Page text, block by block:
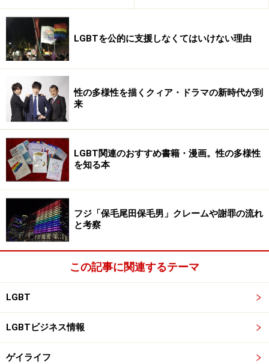
じです）、やがて自分は同性愛者だと自覚するようにな
ります。恋をするのに理由はないし、まして、どうして
同性に惹かれるように生まれついたのかなんて皆目わか
りません（異性愛の子どもたちと同じです）。わからな
いけど、「恋愛は男女でするもの」という規範を刷り込
まれているため、みんなと違うことを悩み、心理学など
の本を読んだりしてみたりするのです…結局、答えは得
られないのですが。
僕らにとっては「原因」なんて大した問題ではありませ
ん。ただ、好きな人と結ばれたい、幸せに暮らしたい、
そして、家族や友達に認めてほしいと願うだけです（異
性愛のみなさんと同じです）。でも、世間の人たち（マ
スコミだったり、親だったり）の中には、なぜ「同性愛
に走る」のかと問う人が少なくありません。その問いの
底には「同性愛を治療できる方法は無いものか」という
考えが潜んでいたりするのです（僕の友達で、実際に精
神科に連れて行かれ、取り返しのつかない心の傷を負っ
た人もいます…無理解と同性愛嫌悪が、一人の有能な若
者の未来を奪いました）
一方で、「母体ストレス説」のようにもっともらしく見
LGBTを公的に支援しなくてはいけない理由
性の多様性を描くクィア・ドラマの新時代が到
来
LGBT関連のおすすめ書籍・漫画。性の多様性
を知る本
フジ「保毛尾田保毛男」クレームや謝罪の流れ
と考察
この記事に関連するテーマ
LGBT
LGBTビジネス情報
ゲイライフ